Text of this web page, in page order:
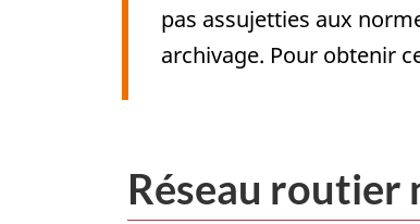
pas assujetties aux
archivage. Pour obtenir
Content
Réseau routier